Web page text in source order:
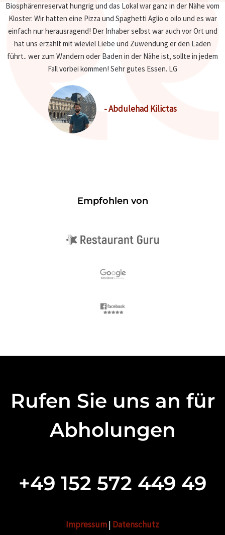
Biosphärenreservat hungrig und das Lokal war ganz in der Nähe vom
Kloster. Wir hatten eine Pizza und Spaghetti Aglio o oilo und es war
einfach nur herausragend! Der Inhaber selbst war auch vor Ort und
hat uns erzählt mit wieviel Liebe und Zuwendung er den Laden
führt.. wer zum Wandern oder Baden in der Nähe ist, sollte in jedem
Fall vorbei kommen! Sehr gutes Essen. LG
- Abdulehad Kilictas
Empfohlen von
Rufen Sie uns an für
Abholungen
+49 152 572 449 49
Impressum| Datenschutz